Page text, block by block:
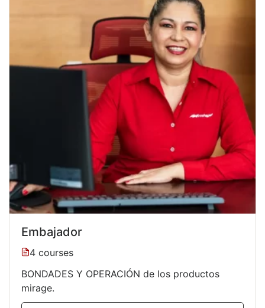
Embajador
4 courses
BONDADES Y OPERACIÓN de los productos
mirage.